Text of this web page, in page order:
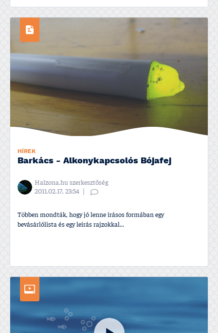
HÍREK
Barkács - Alkonykapcsolós Bójafej
Halzona.hu szerkesztőség
2011.02.17, 23:54
Többen mondták, hogy jó lenne í­rásos formában egy
bevásárlólista és egy leí­rás rajzokkal...